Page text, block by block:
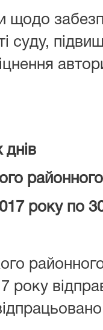
щодо
суду,
року по
року